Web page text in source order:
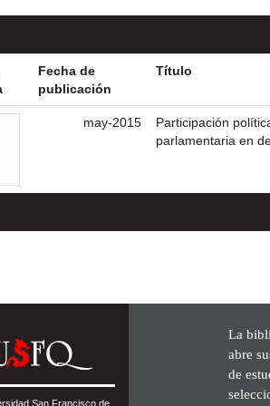
Fecha de
publicación
Título
may-2015
Participación
parlamentaria en
San Francisco de
La
abre
de